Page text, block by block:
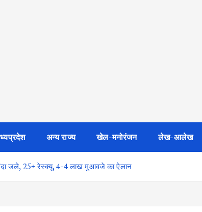
अन्य राज्य खेल-मनोरंजन लेख-आलेख
जले, 25+ रेस्क्यू, 4-4 लाख मुआवजे का ऐलान